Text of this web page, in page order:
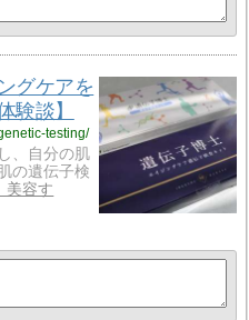
グケアを
験談】
testing/
、自分の肌
の遺伝子検
美容す